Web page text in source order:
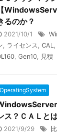
【
るのか？
2021/10/1
ライセンス CAL
Gen10 見積
OperatingSystem
ス？ＣＡＬと
2021/9/29